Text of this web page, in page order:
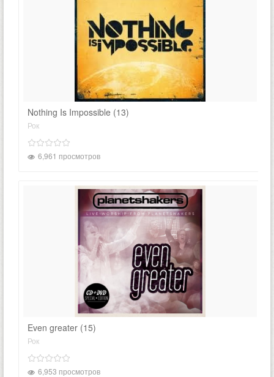
Nothing Is Impossible (13)
Рок
6,961 просмотров
Even greater (15)
Рок
6,953 просмотров